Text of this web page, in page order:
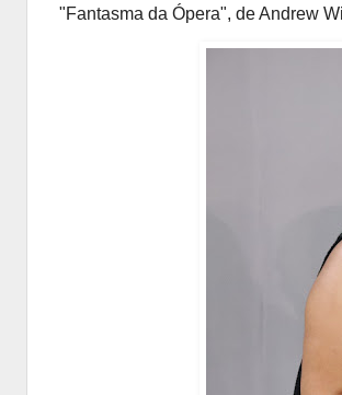
"Fantasma da Ópera", de Andrew